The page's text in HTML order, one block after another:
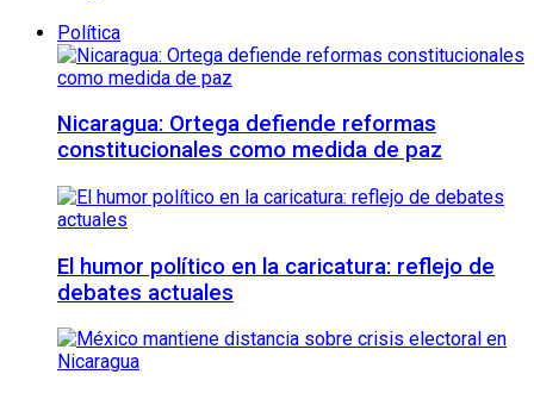
Política
Nicaragua: Ortega defiende reformas
constitucionales como medida de paz
El humor político en la caricatura: reflejo de
debates actuales